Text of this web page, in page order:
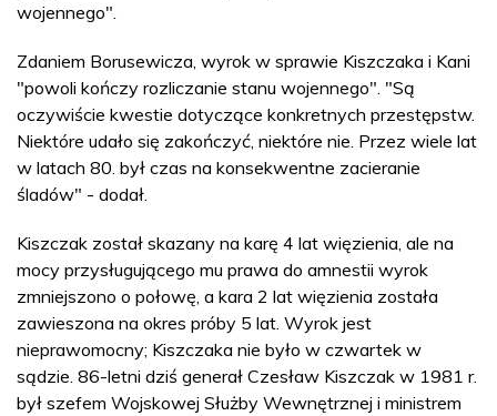
wojennego".
Zdaniem Borusewicza, wyrok w sprawie Kiszczaka i Kani
"powoli kończy rozliczanie stanu wojennego". "Są
oczywiście kwestie dotyczące konkretnych przestępstw.
Niektóre udało się zakończyć, niektóre nie. Przez wiele lat
w latach 80. był czas na konsekwentne zacieranie
śladów" - dodał.
Kiszczak został skazany na karę 4 lat więzienia, ale na
mocy przysługującego mu prawa do amnestii wyrok
zmniejszono o połowę, a kara 2 lat więzienia została
zawieszona na okres próby 5 lat. Wyrok jest
nieprawomocny; Kiszczaka nie było w czwartek w
sądzie. 86-letni dziś generał Czesław Kiszczak w 1981 r.
był szefem Wojskowej Służby Wewnętrznej i ministrem